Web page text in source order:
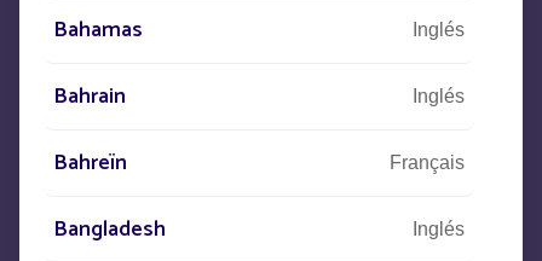
Estamos a su disposición para
+33
Bahamas Inglés
Bahrain Inglés
Bahreïn Français
Bangladesh Inglés